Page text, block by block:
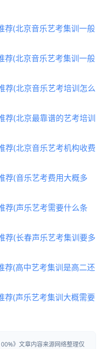
荐(北京音乐艺考集训一般
荐(北京音乐艺考集训一般
荐(北京音乐艺考培训怎么
荐(北京最靠谱的艺考培训
荐(北京音乐艺考机构收费
荐(音乐艺考费用大概多
荐(声乐艺考需要什么条
荐(长春声乐艺考集训要多
荐(高中艺考集训是高二还
荐(声乐艺考集训大概需要
》文章内容来源网络整理仅